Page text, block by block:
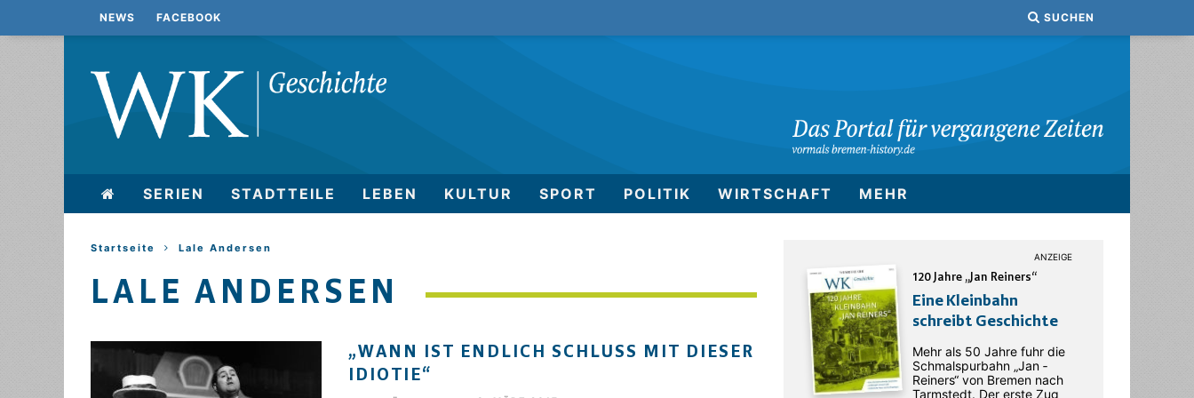
NEWS FACEBOOK SUCHEN
SERIEN STADTTEILE LEBEN KULTUR SPORT POLITIK WIRTSCHAFT MEHR
Startseite Lale Andersen
LALE ANDERSEN
„WANN IST ENDLICH SCHLUSS MIT DIESER I
DIOTIE“
120 Jahre „Jan Reiners“
Eine Kleinbahn
schreibt Geschichte
Mehr als 50 Jahre fuhr die
Schmalspurbahn „Jan ­
Reiners“ von Bremen nach
Tarmstedt. Der erste Zug